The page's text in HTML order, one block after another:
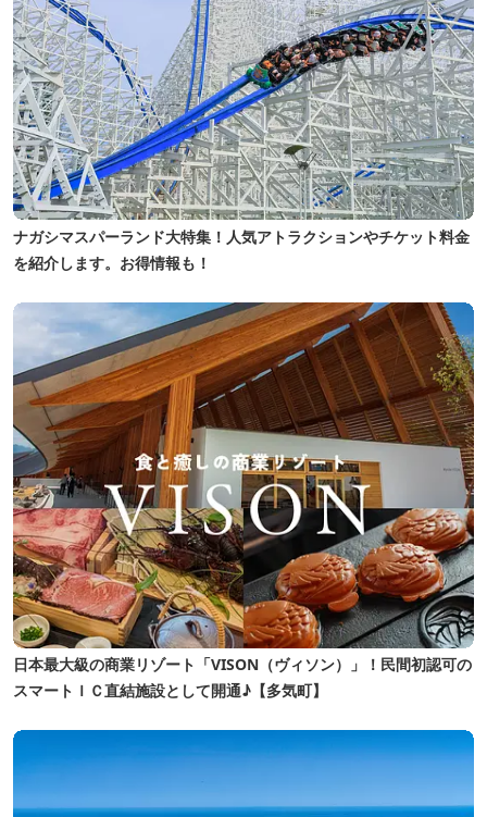
ナガシマスパーランド大特集！人気アトラクションやチケット料金
を紹介します。お得情報も！
日本最大級の商業リゾート「VISON（ヴィソン）」！民間初認可の
スマートＩＣ直結施設として開通♪【多気町】